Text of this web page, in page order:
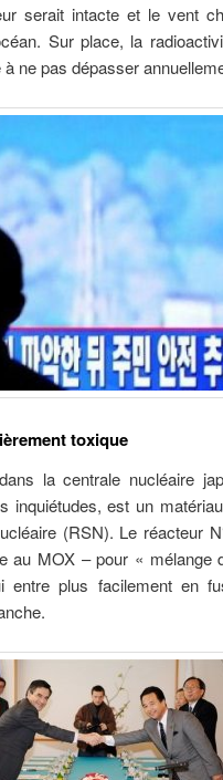
serait intacte et le vent
Sur place, la
ne pas dépasser
toxique
la centrale nucléaire
inquiétudes, est un
(RSN). Le réacteur
au MOX – pour « mélange
entre plus facilement en